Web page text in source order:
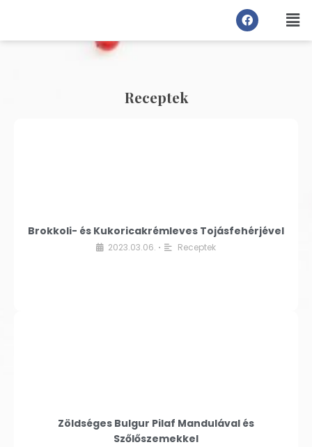
Receptek
Brokkoli- és Kukoricakrémleves Tojásfehérjével
2023.03.06. • Receptek
Zöldséges Bulgur Pilaf Mandulával és
Szőlőszemekkel